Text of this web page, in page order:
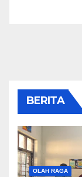
BERITA
OLAH RAGA